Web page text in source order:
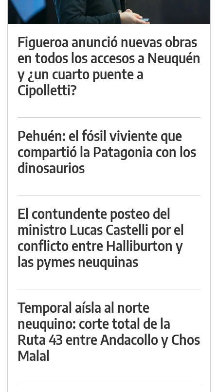
Figueroa anunció nuevas obras
en todos los accesos a Neuquén
y ¿un cuarto puente a
Cipolletti?
Pehuén: el fósil viviente que
compartió la Patagonia con los
dinosaurios
El contundente posteo del
ministro Lucas Castelli por el
conflicto entre Halliburton y
las pymes neuquinas
Temporal aísla al norte
neuquino: corte total de la
Ruta 43 entre Andacollo y Chos
Malal